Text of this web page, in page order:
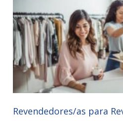
Revendedores/as para